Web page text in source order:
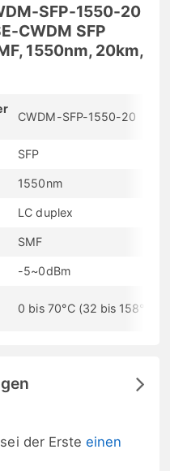
SFP-1550-20
CWDM SFP
1550nm, 20km,
CWDM-SFP-1550-20
SFP
1550nm
LC duplex
SMF
-5~0dBm
0 bis 70°C (32 bis 158°F)
der Ersteeinen